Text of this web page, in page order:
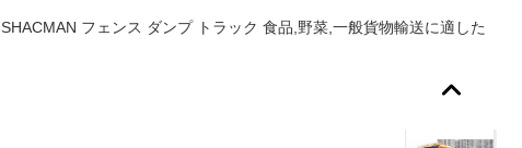
SHACMAN フェンス ダンプ トラック 食品,野菜,一般貨物輸送に適した